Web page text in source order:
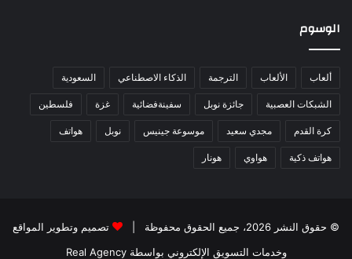
الوسوم
ألعاب الألعاب الترجمة الذكاء الاصطناعي السعودية
الشبكات العصبية جائزة نوبل سفينةفضائية غزة فلسطين
كرة القدم مجدي سعيد موسوعة جينيس نوبل هواتف
هواتف ذكية هواوي هونار
© حقوق النشر 2026، جميع الحقوق محفوظة |
تصميم وتطوير المواقع
وخدمات التسويق الإلكتروني بواسطة Real Agency